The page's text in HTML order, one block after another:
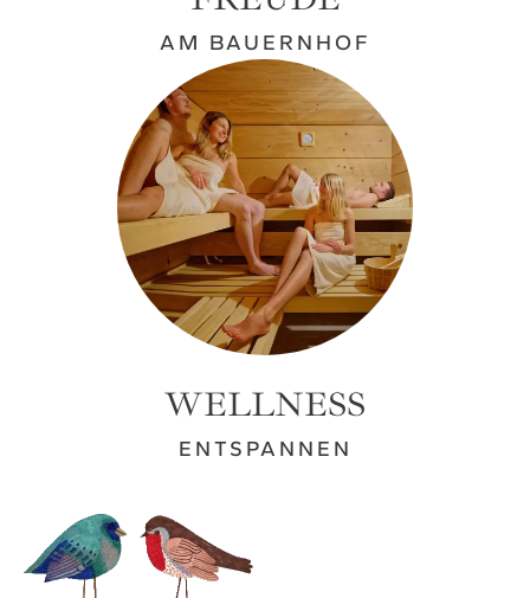
AM BAUERNHOF
WELLNESS
ENTSPANNEN